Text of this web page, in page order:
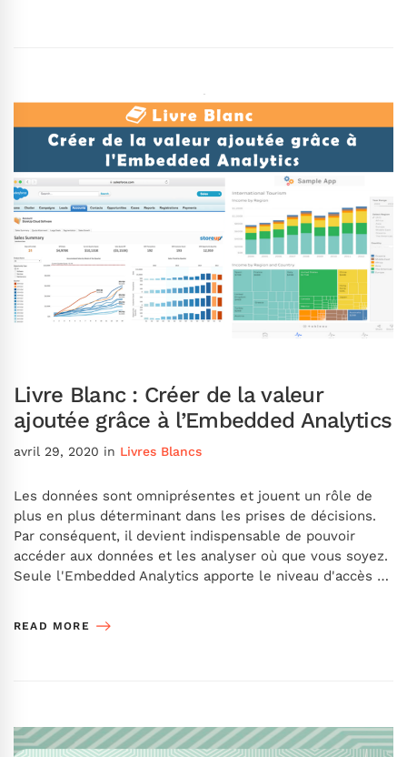
Livre Blanc : Créer de la valeur
ajoutée grâce à l’Embedded Analytics
avril 29, 2020 in Livres Blancs
Les données sont omniprésentes et jouent un rôle de
plus en plus déterminant dans les prises de décisions.
Par conséquent, il devient indispensable de pouvoir
accéder aux données et les analyser où que vous soyez.
Seule l'Embedded Analytics apporte le niveau d'accès …
READ MORE